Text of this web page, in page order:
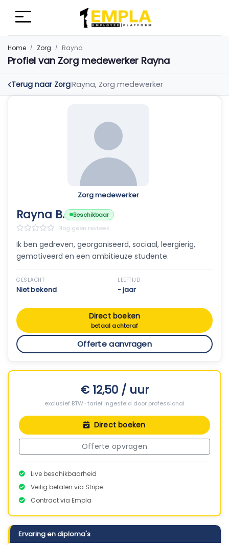
Home Zorg Rayna
Profiel van Zorg medewerker Rayna
Terug naar Zorg|Rayna, Zorg medewerker
Zorg medewerker
Rayna B.
Beschikbaar
Nog geen reviews
Ik ben gedreven, georganiseerd, sociaal, leergierig,
gemotiveerd en een ambitieuze studente.
GESLACHT
Niet bekend
LEEFTIJD
- jaar
Direct boeken
betaal achteraf
Offerte aanvragen
€ 12,50 / uur
exclusief BTW · tarief ingesteld door professional
Direct boeken
Offerte opvragen
Live beschikbaarheid
Veilig betalen via Stripe
Contract via Empla
Ervaring en diploma's